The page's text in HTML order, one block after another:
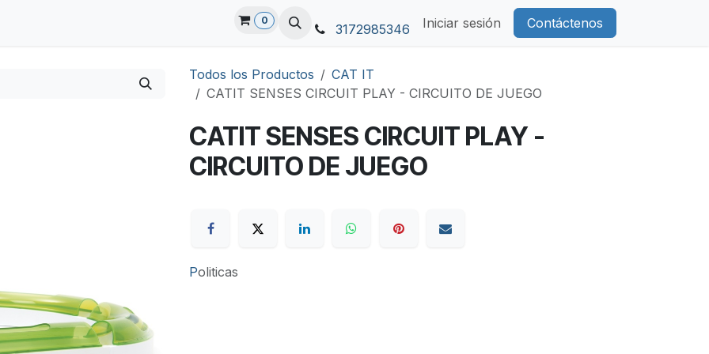
0
3172985346 Iniciar sesión Contáctenos
Todos los Productos
CAT IT
CATIT SENSES CIRCUIT PLAY - CIRCUITO DE JUEGO
CATIT SENSES CIRCUIT PLAY -
CIRCUITO DE JUEGO
Politicas